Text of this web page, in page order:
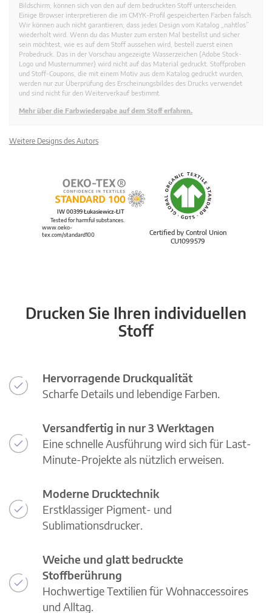
Bildschirm, können sich von den auf dem bedruckten Stoff unterscheiden.
Einige Browser interpretieren die im CMYK-Profil gespeicherten Farben falsch.
Wir können auch nicht garantieren, dass jedes Design vom Katalog „nahtlos”
wiederholt wird. Wenn du das Muster zum ersten Mal bestellst und sicher
sein möchtest, wie es auf dem Stoff aussehen wird, bestell zuerst einen
Probedruck. Das in der Vorschau angezeigte Wasserzeichen (Adobe Stock-
Logo und Musternummer) wird nicht auf das Material gedruckt. Stoffproben
und Stoff-Coupons, die mit einem Motiv aus dem Katalog gedruckt wurden,
werden nur zur Überprüfung des Erscheinungsbildes des Drucks verwendet
und sind nicht für den Weiterverkauf bestimmt.
Mehr über die Farbwiedergabe auf dem Stoff erfahren.
Weitere Designs des Autors
Certified by Control Union
CU1099579
IW 00399 Łukasiewicz-ŁIT
Tested for harmful substances.
www.oeko-
tex.com/standard100
Drucken Sie Ihren individuellen
Stoff
Hervorragende Druckqualität
Scharfe Details und lebendige Farben.
Versandfertig in nur 3 Werktagen
Eine schnelle Ausführung wird sich für Last-
Minute-Projekte als nützlich erweisen.
Moderne Drucktechnik
Erstklassiger Pigment- und
Sublimationsdrucker.
Weiche und glatt bedruckte
Stoffberührung
Hochwertige Textilien für Wohnaccessoires
und Alltag.